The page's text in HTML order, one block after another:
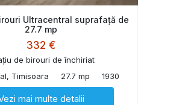
Ultracentral suprafață de
27.7 mp
332 €
de birouri de închiriat
Timisoara
27.7 mp 1930
mai multe detalii